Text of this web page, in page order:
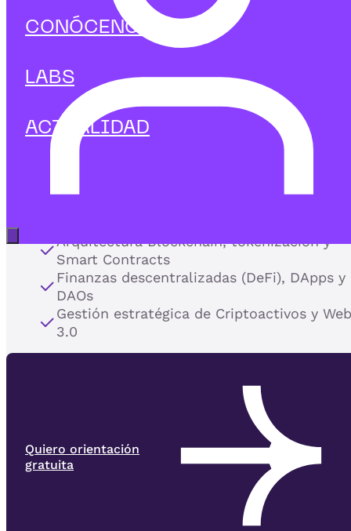
CONÓCENOS
LABS
ACTUALIDAD
Blockchain,
Criptoactivos y Web3.
En IEBS te formamos para diseñar, implementar y
gestionar proyectos basados en tecnologías
descentralizadas, abriendo paso a los nuevos modelos
de negocio de la economía digital.
dominar los pilares que están transformando sectores
Arquitectura Blockchain, tokenización y
Smart Contracts
Finanzas descentralizadas (DeFi), DApps y
DAOs
Gestión estratégica de Criptoactivos y Web
3.0
Quiero orientación
gratuita